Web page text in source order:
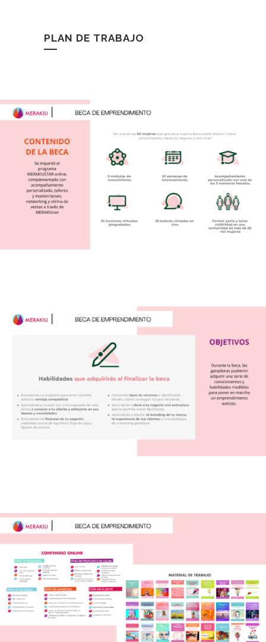
PLAN DE TRABAJO